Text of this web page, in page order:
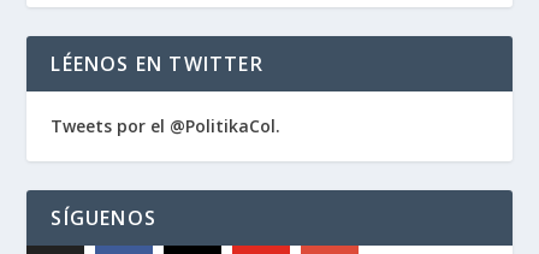
LÉENOS EN TWITTER
Tweets por el @PolitikaCol.
SÍGUENOS